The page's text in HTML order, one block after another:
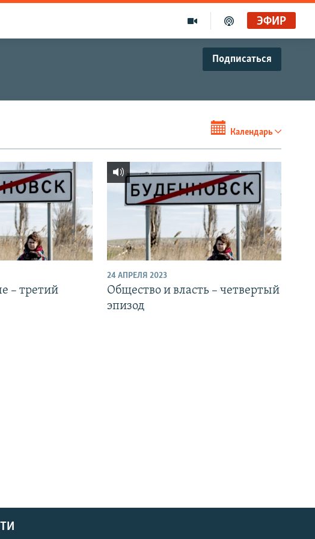
ЭФИР
Подписаться
Календарь
– третий
24 АПРЕЛЯ 2023
Общество и власть – четвертый
эпизод